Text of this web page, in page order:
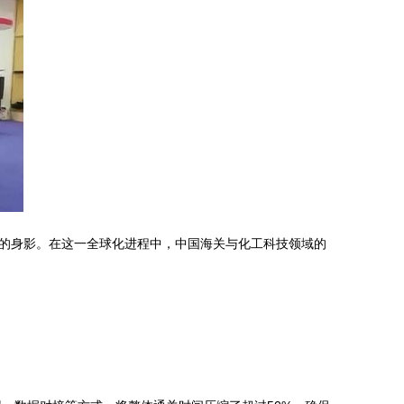
身影。在这一全球化进程中，中国海关与化工科技领域的